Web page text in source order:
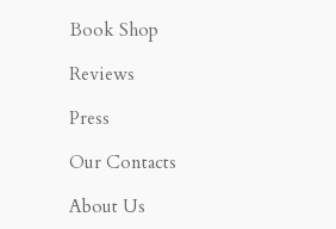
Book Shop
Reviews
Press
Our Contacts
About Us